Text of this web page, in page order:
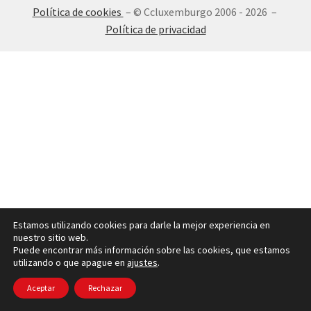
Política de cookies – © Ccluxemburgo 2006 - 2026 –
Política de privacidad
Estamos utilizando cookies para darle la mejor experiencia en
nuestro sitio web.
Puede encontrar más información sobre las cookies, que estamos
utilizando o que apague en ajustes.
Aceptar Rechazar